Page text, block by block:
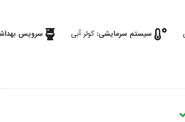
سیستم سرمایشی: کولر آبی سرویس